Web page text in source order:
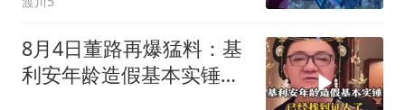
8月4日董路再爆猛料：基
利安年龄造假基本实锤，